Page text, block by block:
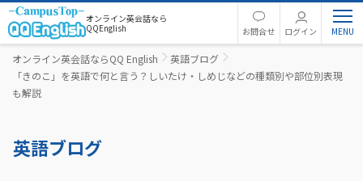
オンライン英会話なら
QQEnglish
お問合せ ログイン
オンライン英会話ならQQ English
英語ブログ
「きのこ」を英語で何と言う？しいたけ・しめじなどの種類別や部位別表現
も解説
英語ブログ